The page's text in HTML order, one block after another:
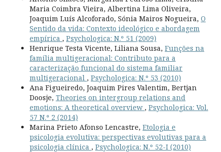
Maria Coimbra Vieira, Albertina Lima Oliveira,
Joaquim Luís Alcoforado, Sónia Mairos Nogueira, O
Sentido da vida: Contexto ideológico e abordagem
empírica , Psychologica: N.º 51 (2009)
Henrique Testa Vicente, Liliana Sousa, Funções na
família multigeracional: Contributo para a
caracterização funcional do sistema familiar
multigeracional , Psychologica: N.º 53 (2010)
Ana Figueiredo, Joaquim Pires Valentim, Bertjan
Doosje, Theories on intergroup relations and
emotions: A theoretical overview , Psychologica: Vol.
57 N.º 2 (2014)
Marina Prieto Afonso Lencastre, Etologia e
psicologia evolutiva: perspectivas evolutivas para a
psicologia clínica , Psychologica: N.º 52-I (2010)